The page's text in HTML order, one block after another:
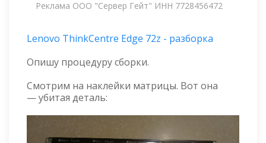
Реклама ООО "Сервер Гейт" ИНН 7728456472
Lenovo ThinkCentre Edge 72z - разборка
Опишу процедуру сборки.
Смотрим на наклейки матрицы. Вот она
— убитая деталь: